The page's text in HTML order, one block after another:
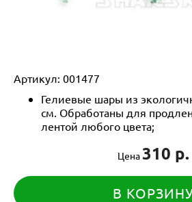
Артикул: 001477
Гелиевые шары из
см. Обработаны для
лентой любого цвета;
Цена310 р.
В